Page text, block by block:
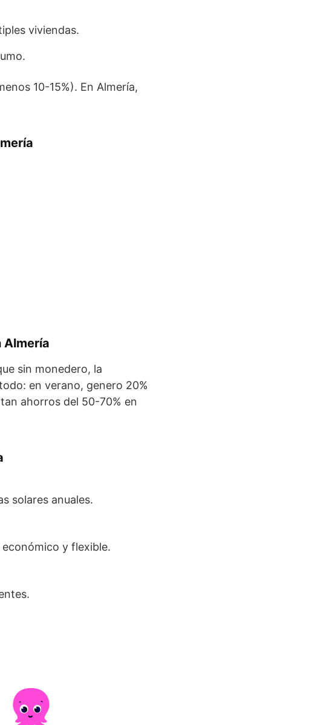
viviendas.
10-15%). En Almería,
Almería
sin monedero, la
en verano, genero 20%
ahorros del 50-70% en
solares anuales.
y flexible.